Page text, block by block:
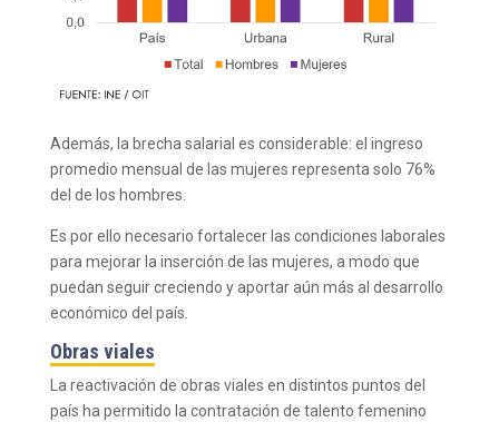
Además, la brecha salarial es considerable: el ingreso
promedio mensual de las mujeres representa solo 76%
del de los hombres.
Es por ello necesario fortalecer las condiciones laborales
para mejorar la inserción de las mujeres, a modo que
puedan seguir creciendo y aportar aún más al desarrollo
económico del país.
Obras viales
La reactivación de obras viales en distintos puntos del
país ha permitido la contratación de talento femenino